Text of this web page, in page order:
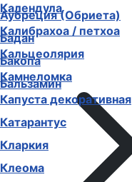
Аубреция (Обриета)
Бадан
Бакопа
Бальзамин
Календула
Калибрахоа / петхоа
Кальцеолярия
Камнеломка
Капуста декоративная
Катарантус
Кларкия
Клеома